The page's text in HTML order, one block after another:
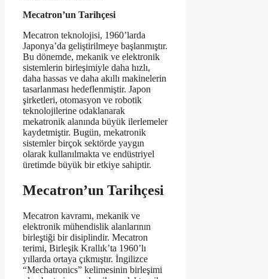
Mecatron’un Tarihçesi
Mecatron teknolojisi, 1960’larda
Japonya’da geliştirilmeye başlanmıştır.
Bu dönemde, mekanik ve elektronik
sistemlerin birleşimiyle daha hızlı,
daha hassas ve daha akıllı makinelerin
tasarlanması hedeflenmiştir. Japon
şirketleri, otomasyon ve robotik
teknolojilerine odaklanarak
mekatronik alanında büyük ilerlemeler
kaydetmiştir. Bugün, mekatronik
sistemler birçok sektörde yaygın
olarak kullanılmakta ve endüstriyel
üretimde büyük bir etkiye sahiptir.
Mecatron’un Tarihçesi
Mecatron kavramı, mekanik ve
elektronik mühendislik alanlarının
birleştiği bir disiplindir. Mecatron
terimi, Birleşik Krallık’ta 1960’lı
yıllarda ortaya çıkmıştır. İngilizce
“Mechatronics” kelimesinin birleşimi